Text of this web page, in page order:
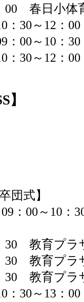
00 春日小体
：30～12：
：00～10：
：30～12：
】
団式】
：00～10：
30 教育プラ
30 教育プラ
30 教育プラ
：30～13：